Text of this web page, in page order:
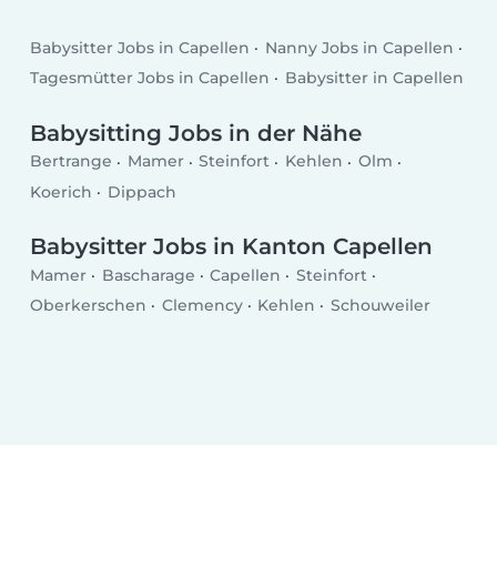
Babysitter Jobs in Capellen
Nanny Jobs in Capellen
Tagesmütter Jobs in Capellen
Babysitter in Capellen
Babysitting Jobs in der Nähe
Bertrange Mamer Steinfort Kehlen
Olm
Koerich
Dippach
Babysitter Jobs in Kanton Capellen
Mamer Bascharage Capellen
Steinfort
Oberkerschen
Clemency Kehlen Schouweiler